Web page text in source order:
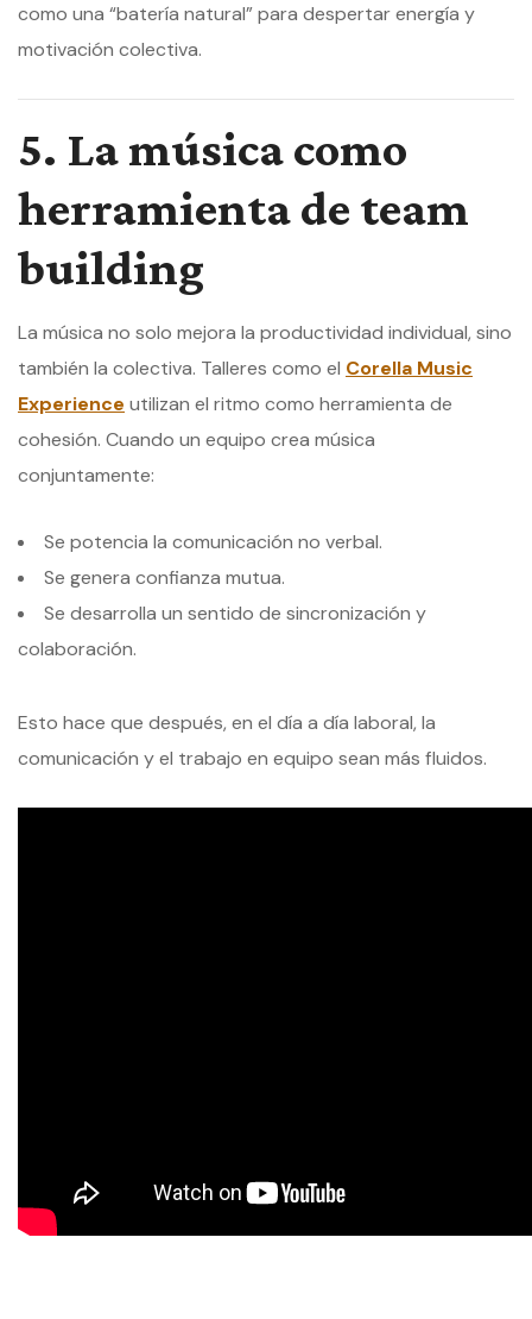
como una “batería natural” para despertar energía y
motivación colectiva.
5. La música como
herramienta de team
building
La música no solo mejora la productividad individual, sino
también la colectiva. Talleres como el Corella Music
Experience utilizan el ritmo como herramienta de
cohesión. Cuando un equipo crea música
conjuntamente:
Se potencia la comunicación no verbal.
Se genera confianza mutua.
Se desarrolla un sentido de sincronización y
colaboración.
Esto hace que después, en el día a día laboral, la
comunicación y el trabajo en equipo sean más fluidos.